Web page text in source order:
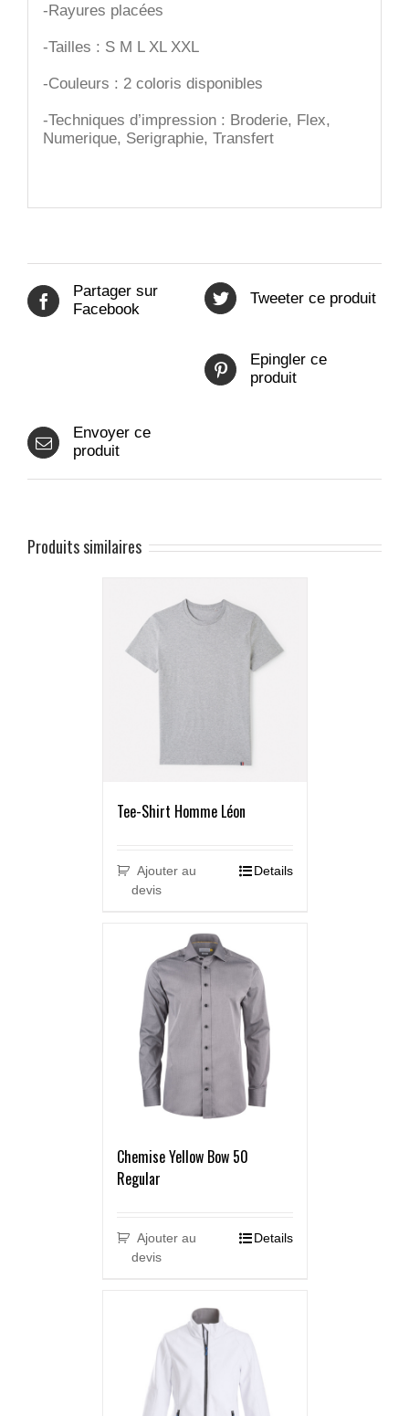
-Rayures placées
-Tailles : S M L XL XXL
-Couleurs : 2 coloris disponibles
-Techniques d’impression : Broderie, Flex,
Numerique, Serigraphie, Transfert
Partager sur
Facebook
Tweeter ce produit
Epingler ce
produit
Envoyer ce
produit
Produits similaires
Tee-Shirt Homme Léon
Ajouter au
devis
Details
Chemise Yellow Bow 50
Regular
Ajouter au
devis
Details